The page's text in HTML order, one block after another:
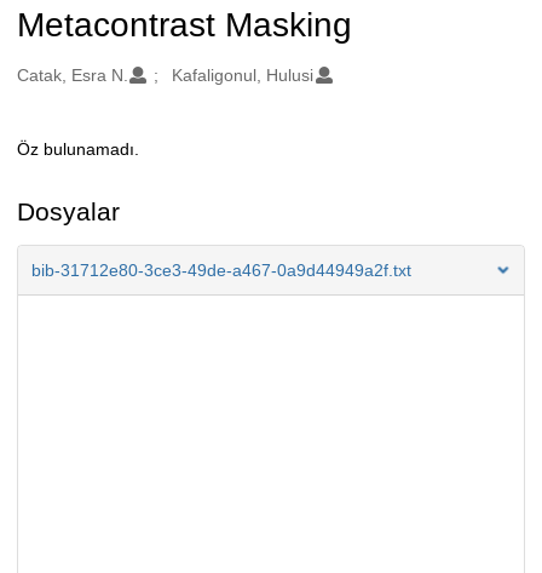
Metacontrast Masking
Oluşturanlar
Catak, Esra N. Kafaligonul, Hulusi
Açıklama
Öz bulunamadı.
Dosyalar
bib-31712e80-3ce3-49de-a467-0a9d44949a2f.txt